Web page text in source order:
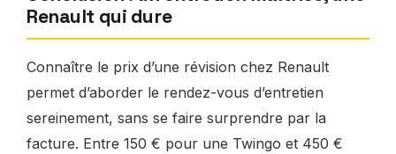
Renault qui dure
Connaître le prix d’une révision chez Renault
permet d’aborder le rendez-vous d’entretien
sereinement, sans se faire surprendre par la
facture. Entre 150 € pour une Twingo et 450 €